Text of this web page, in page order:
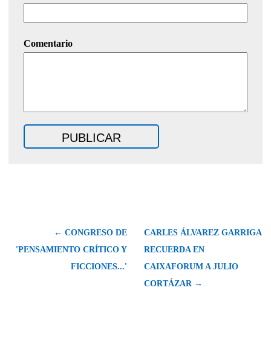
Comentario
← CONGRESO DE
'PENSAMIENTO CRÍTICO Y
FICCIONES...'
CARLES ÁLVAREZ GARRIGA
RECUERDA EN
CAIXAFORUM A JULIO
CORTÁZAR →